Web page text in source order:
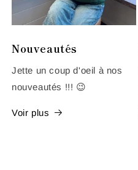
Nouveautés
Jette un coup d'oeil à nos
nouveautés !!! 😉
Voir plus